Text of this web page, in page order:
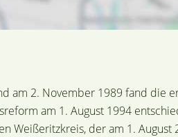
am 2. November 1989 fand die
am 1. August 1994
der am 1.